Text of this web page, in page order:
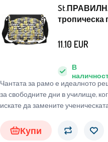
тропическа
Чантата за рамо е идеалното
за свободните дни в училище,
искате да замените
В
11.10 EUR
Купи